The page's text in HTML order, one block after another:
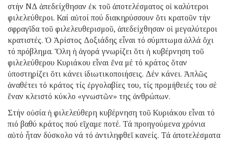
στήν ΝΔ ἀπεδείχθησαν ἐκ τοῦ ἀποτελέσματος οἱ καλύτεροι
φιλελεύθεροι. Καί αὐτοί πού διακηρύσσουν ὅτι κρατοῦν τήν
σφραγῖδα τοῦ φιλελευθερισμοῦ, ἀπεδείχθησαν οἱ μεγαλύτεροι
κρατιστές. Ὁ Ἀρίστος Δοξιάδης εἶναι τό σύμπτωμα ἀλλά ὄχι
τό πρόβλημα. Ὅλη ἡ ἀγορά γνωρίζει ὅτι ἡ κυβέρνηση τοῦ
φιλελεύθερου Κυριάκου εἶναι ἕνα μέ τό κράτος ὅταν
ὑποστηρίζει ὅτι κάνει ἰδιωτικοποιήσεις. Δέν κάνει. Ἁπλῶς
ἀναθέτει τό κράτος τίς ἐργολαβίες του, τίς προμήθειές του σέ
ἕναν κλειστό κύκλο «γνωστῶν» της ἀνθρώπων.
Στήν οὐσία ἡ φιλελεύθερη κυβέρνηση τοῦ Κυριάκου εἶναι τό
πιό βαθύ κράτος πού εἴχαμε ποτέ. Τά προηγούμενα χρόνια
αὐτό ἦταν δύσκολο νά τό ἀντιληφθεῖ κανείς. Τά ἀποτελέσματα